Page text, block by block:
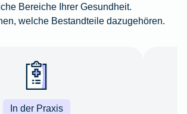
Bereiche Ihrer Gesundheit.
welche Bestandteile dazugehören.
In der Praxis